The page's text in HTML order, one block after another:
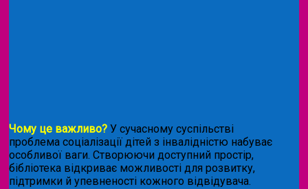
Чому це важливо? У сучасному суспільстві
проблема соціалізації дітей з інвалідністю набуває
особливої ваги. Створюючи доступний простір,
бібліотека відкриває можливості для розвитку,
підтримки й упевненості кожного відвідувача.